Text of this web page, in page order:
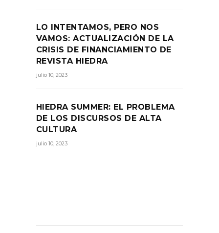
LO INTENTAMOS, PERO NOS
VAMOS: ACTUALIZACIÓN DE LA
CRISIS DE FINANCIAMIENTO DE
REVISTA HIEDRA
julio 10, 2023
HIEDRA SUMMER: EL PROBLEMA
DE LOS DISCURSOS DE ALTA
CULTURA
julio 10, 2023